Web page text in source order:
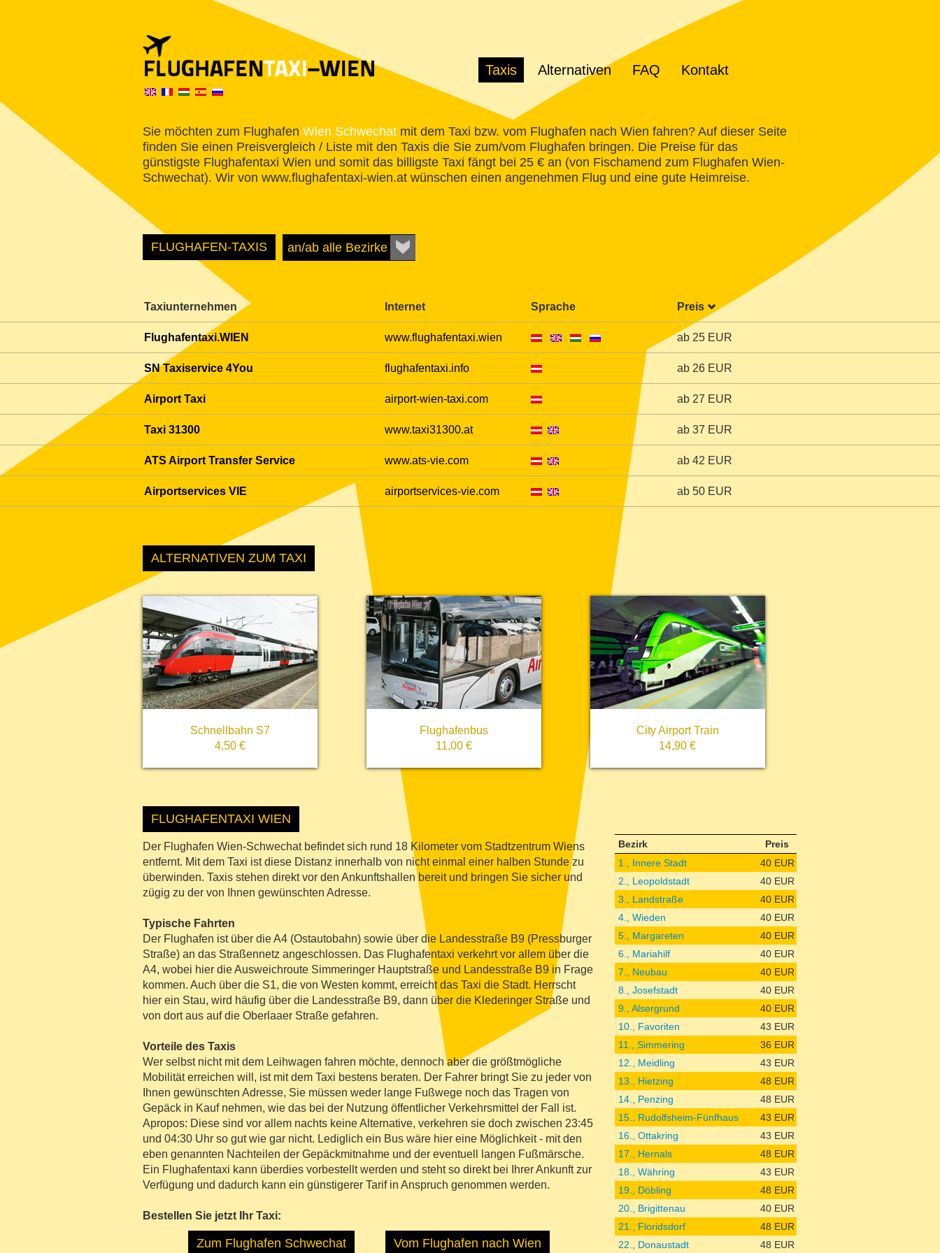
Taxis Alternativen FAQ Kontakt
Sie möchten zum FlughafenWien Schwechat mit dem Taxi bzw. vom Flughafen nach Wien fahren? Auf dieser Seite
finden Sie einen Preisvergleich / Liste mit den Taxis die Sie zum/vom Flughafen bringen. Die Preise für das
günstigste Flughafentaxi Wien und somit das billigste Taxi fängt bei 25 € an (von Fischamend zum Flughafen Wien-
Schwechat). Wir von www.flughafentaxi-wien.at wünschen einen angenehmen Flug und eine gute Heimreise.
FLUGHAFEN-TAXIS
Taxiunternehmen Internet Sprache Preis
Flughafentaxi.WIEN www.flughafentaxi.wien ab 25 EUR
SN Taxiservice 4You flughafentaxi.info ab 26 EUR
Airport Taxi airport-wien-taxi.com ab 27 EUR
Taxi 31300 www.taxi31300.at ab 37 EUR
ATS Airport Transfer Service www.ats-vie.com ab 42 EUR
Airportservices VIE airportservices-vie.com ab 50 EUR
ALTERNATIVEN ZUM TAXI
Schnellbahn S7
4,50 €
Flughafenbus
11,00 €
City Airport Train
14,90 €
FLUGHAFENTAXI WIEN
Der Flughafen Wien-Schwechat befindet sich rund 18 Kilometer vom Stadtzentrum Wiens
entfernt. Mit dem Taxi ist diese Distanz innerhalb von nicht einmal einer halben Stunde zu
überwinden. Taxis stehen direkt vor den Ankunftshallen bereit und bringen Sie sicher und
zügig zu der von Ihnen gewünschten Adresse.
Typische Fahrten
Der Flughafen ist über die A4 (Ostautobahn) sowie über die Landesstraße B9 (Pressburger
Straße) an das Straßennetz angeschlossen. Das Flughafentaxi verkehrt vor allem über die
A4, wobei hier die Ausweichroute Simmeringer Hauptstraße und Landesstraße B9 in Frage
kommen. Auch über die S1, die von Westen kommt, erreicht das Taxi die Stadt. Herrscht
hier ein Stau, wird häufig über die Landesstraße B9, dann über die Klederinger Straße und
von dort aus auf die Oberlaaer Straße gefahren.
Vorteile des Taxis
Wer selbst nicht mit dem Leihwagen fahren möchte, dennoch aber die größtmögliche
Mobilität erreichen will, ist mit dem Taxi bestens beraten. Der Fahrer bringt Sie zu jeder von
Ihnen gewünschten Adresse, Sie müssen weder lange Fußwege noch das Tragen von
Gepäck in Kauf nehmen, wie das bei der Nutzung öffentlicher Verkehrsmittel der Fall ist.
Apropos: Diese sind vor allem nachts keine Alternative, verkehren sie doch zwischen 23:45
und 04:30 Uhr so gut wie gar nicht. Lediglich ein Bus wäre hier eine Möglichkeit - mit den
eben genannten Nachteilen der Gepäckmitnahme und der eventuell langen Fußmärsche.
Ein Flughafentaxi kann überdies vorbestellt werden und steht so direkt bei Ihrer Ankunft zur
Verfügung und dadurch kann ein günstigerer Tarif in Anspruch genommen werden.
Bestellen Sie jetzt Ihr Taxi:
Zum Flughafen Schwechat Vom Flughafen nach Wien
Bezirk
Preis
1., Innere Stadt
40 EUR
2., Leopoldstadt
40 EUR
3., Landstraße
40 EUR
4., Wieden
40 EUR
5., Margareten
40 EUR
6., Mariahilf
40 EUR
7., Neubau
40 EUR
8., Josefstadt
40 EUR
9., Alsergrund
40 EUR
10., Favoriten
43 EUR
11., Simmering
36 EUR
12., Meidling
43 EUR
13., Hietzing
48 EUR
14., Penzing
48 EUR
15., Rudolfsheim-Fünfhaus
43 EUR
16., Ottakring
43 EUR
17., Hernals
48 EUR
18., Währing
43 EUR
19., Döbling
48 EUR
20., Brigittenau
40 EUR
21., Floridsdorf
48 EUR
22., Donaustadt
48 EUR